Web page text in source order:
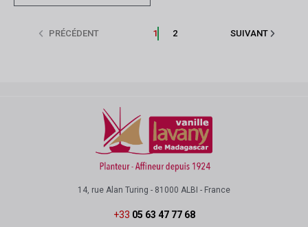
PRÉCÉDENT 1 2 SUIVANT
14, rue Alan Turing - 81000 ALBI - France
+33 05 63 47 77 68